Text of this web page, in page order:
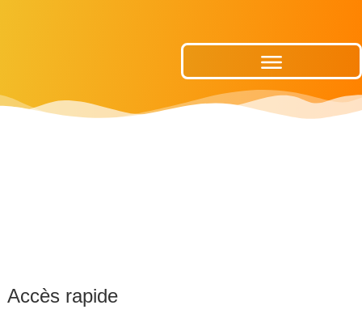
Accès rapide